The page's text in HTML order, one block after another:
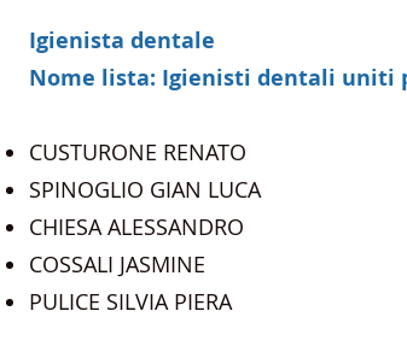
Igienista dentale
Nome lista: Igienisti dentali uniti
CUSTURONE RENATO​
SPINOGLIO GIAN LUCA
CHIESA ALESSANDRO
COSSALI JASMINE
PULICE SILVIA PIERA